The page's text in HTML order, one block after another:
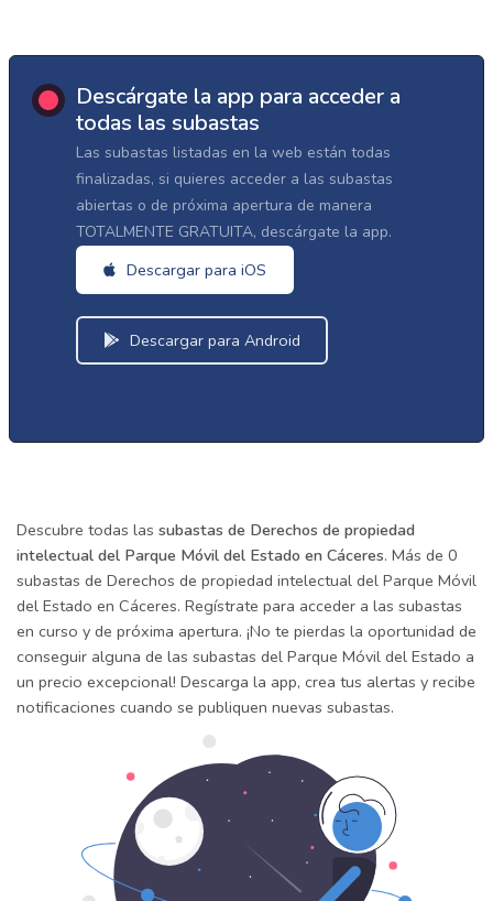
Descárgate la app para acceder a
todas las subastas
Las subastas listadas en la web están todas
finalizadas, si quieres acceder a las subastas
abiertas o de próxima apertura de manera
TOTALMENTE GRATUITA, descárgate la app.
Descargar para iOS
Descargar para Android
Descubre todas las subastas de Derechos de propiedad
intelectual del Parque Móvil del Estado en Cáceres. Más de 0
subastas de Derechos de propiedad intelectual del Parque Móvil
del Estado en Cáceres. Regístrate para acceder a las subastas
en curso y de próxima apertura. ¡No te pierdas la oportunidad de
conseguir alguna de las subastas del Parque Móvil del Estado a
un precio excepcional! Descarga la app, crea tus alertas y recibe
notificaciones cuando se publiquen nuevas subastas.